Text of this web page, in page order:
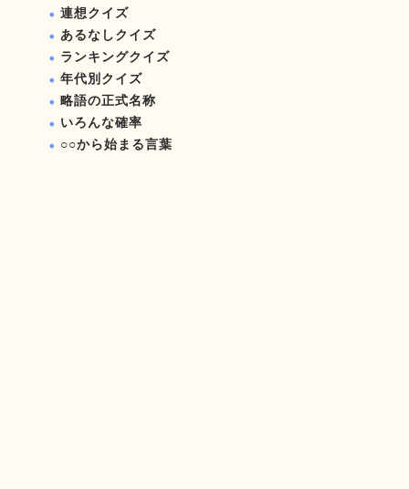
連想クイズ
あるなしクイズ
ランキングクイズ
年代別クイズ
略語の正式名称
いろんな確率
○○から始まる言葉